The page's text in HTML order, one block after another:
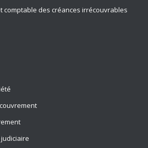
comptable des créances irrécouvrables